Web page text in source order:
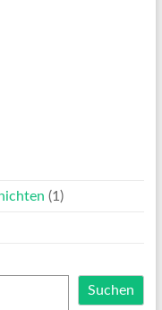
(1)
Suchen